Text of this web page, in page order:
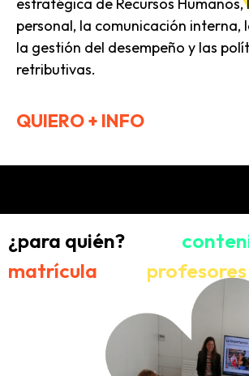
personal, la comunicación interna,
la gestión del desempeño y las
retributivas.
QUIERO + INFO
¿para quién?
matrícula
profesores